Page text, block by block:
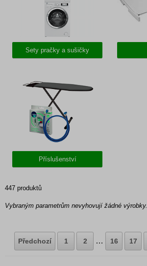
Sety pračky a sušičky
Příslušenství
447 produktů
Vybraným parametrům nevyhovují žádné výrobky.
Předchozí 1 2 … 16 17